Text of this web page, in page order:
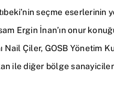
seçme eserlerinin
Ergin İnan’ın onur
Nail Çiler, GOSB Yönetim
ile diğer bölge